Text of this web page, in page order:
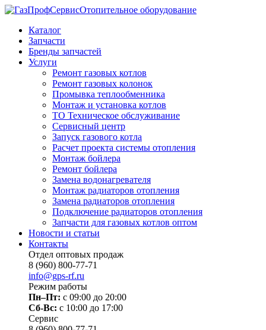
Отопительное оборудование
Каталог
Запчасти
Бренды запчастей
Услуги
Ремонт газовых котлов
Ремонт газовых колонок
Промывка теплообменника
Монтаж и установка котлов
ТО Техническое обслуживание
Сервисный центр
Запуск газового котла
Расчет проекта системы отопления
Монтаж бойлера
Ремонт бойлера
Замена водонагревателя
Монтаж радиаторов отопления
Замена радиаторов отопления
Подключение радиаторов отопления
Запчасти для газовых котлов оптом
Новости и статьи
Контакты
Отдел оптовых продаж
8 (960) 800-77-71
info@gps-rf.ru
Режим работы
Пн–Пт: с 09:00 до 20:00
Сб-Вс: c 10:00 до 17:00
Сервис